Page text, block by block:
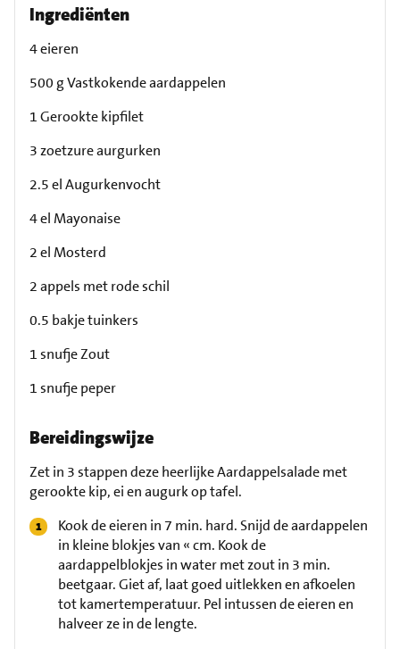
Ingrediënten
4 eieren
500 g Vastkokende aardappelen
1 Gerookte kipfilet
3 zoetzure aurgurken
2.5 el Augurkenvocht
4 el Mayonaise
2 el Mosterd
2 appels met rode schil
0.5 bakje tuinkers
1 snufje Zout
1 snufje peper
Bereidingswijze
Zet in 3 stappen deze heerlijke Aardappelsalade met
gerookte kip, ei en augurk op tafel.
Kook de eieren in 7 min. hard. Snijd de aardappelen
in kleine blokjes van « cm. Kook de
aardappelblokjes in water met zout in 3 min.
beetgaar. Giet af, laat goed uitlekken en afkoelen
tot kamertemperatuur. Pel intussen de eieren en
halveer ze in de lengte.